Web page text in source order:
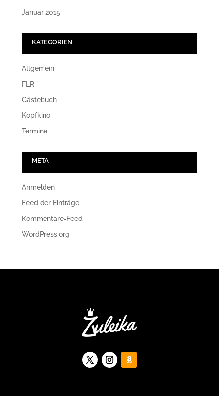
Januar 2015
KATEGORIEN
Allgemein
FLR
Gästebuch
Kopfkino
Termine
META
Anmelden
Feed der Einträge
Kommentare-Feed
WordPress.org